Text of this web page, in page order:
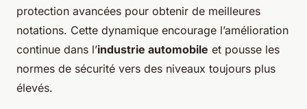
protection avancées pour obtenir de meilleures
notations. Cette dynamique encourage l’amélioration
continue dans l’industrie automobile et pousse les
normes de sécurité vers des niveaux toujours plus
élevés.